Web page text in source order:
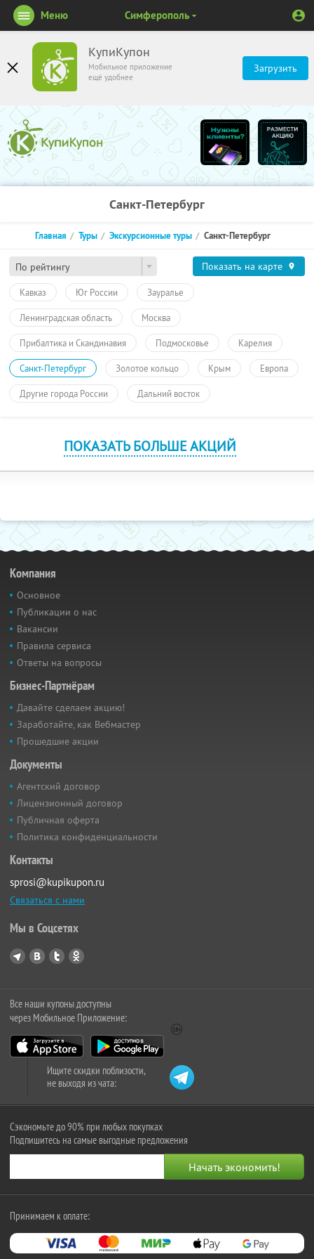
КупиКупон
Мобильное приложение
ещё удобнее
Загрузить
Меню Симферополь
Санкт-Петербург
По рейтингу
Главная Туры Экскурсионные туры Санкт-Петербург
Показать на карте
Кавказ Юг России Зауралье
Ленинградская область Москва
Прибалтика и Скандинавия Подмосковье Карелия
Санкт-Петербург Золотое кольцо Крым Европа
Другие города России Дальний восток
ПОКАЗАТЬ БОЛЬШЕ АКЦИЙ
Компания
Основное
Публикации о нас
Вакансии
Правила сервиса
Ответы на вопросы
Бизнес-Партнёрам
Давайте сделаем акцию!
Заработайте, как Вебмастер
Прошедшие акции
Документы
Агентский договор
Лицензионный договор
Публичная оферта
Политика конфиденциальности
Контакты
sprosi@kupikupon.ru
Связаться с нами
Мы в Соцсетях
Все наши купоны доступны
через Мобильное Приложение:
Ищите скидки поблизости,
не выходя из чата:
Сэкономьте до 90% при любых покупках
Подпишитесь на самые выгодные предложения
Принимаем к оплате: